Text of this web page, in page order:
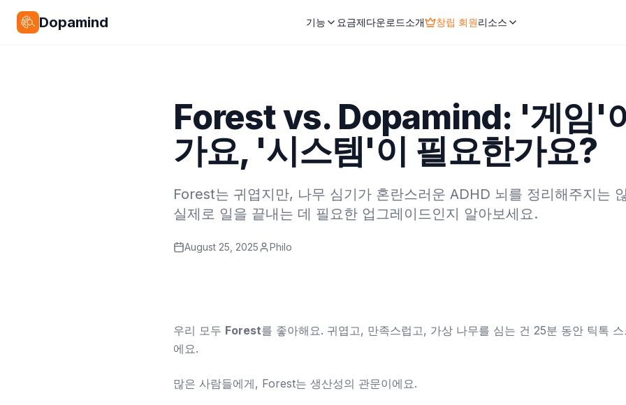
Dopamind 기능 요금제다운로드소개 창립 회원리소스
Forest vs. Dopamind: '게임'
가요, '시스템'이 필요한가요?
Forest는 귀엽지만, 나무 심기가 혼란스러운 ADHD 뇌를 정리해주지는
실제로 일을 끝내는 데 필요한 업그레이드인지 알아보세요.
August 25, 2025 Philo
우리 모두 Forest를 좋아해요. 귀엽고, 만족스럽고, 가상 나무를 심는 건 25분 동안 틱톡
에요.
많은 사람들에게, Forest는 생산성의 관문이에요.